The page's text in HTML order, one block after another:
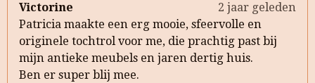
Victorine
2 jaar geleden
Patricia maakte een erg mooie, sfeervolle en
originele tochtrol voor me, die prachtig past bij
mijn antieke meubels en jaren dertig huis.
Ben er super blij mee.